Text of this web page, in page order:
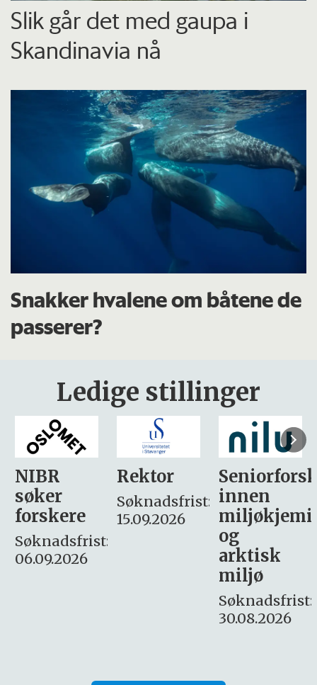
Slik går det med gaupa i
Skandinavia nå
Snakker hvalene om båtene de
passerer?
Ledige stillinger
Rektor
Søknadsfrist:
15.09.2026
Seniorforsker
innen
miljøkjemi
søker
– fast
Søknadsfrist:
16. august.